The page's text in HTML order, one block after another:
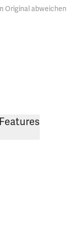
Original abweichen
Features